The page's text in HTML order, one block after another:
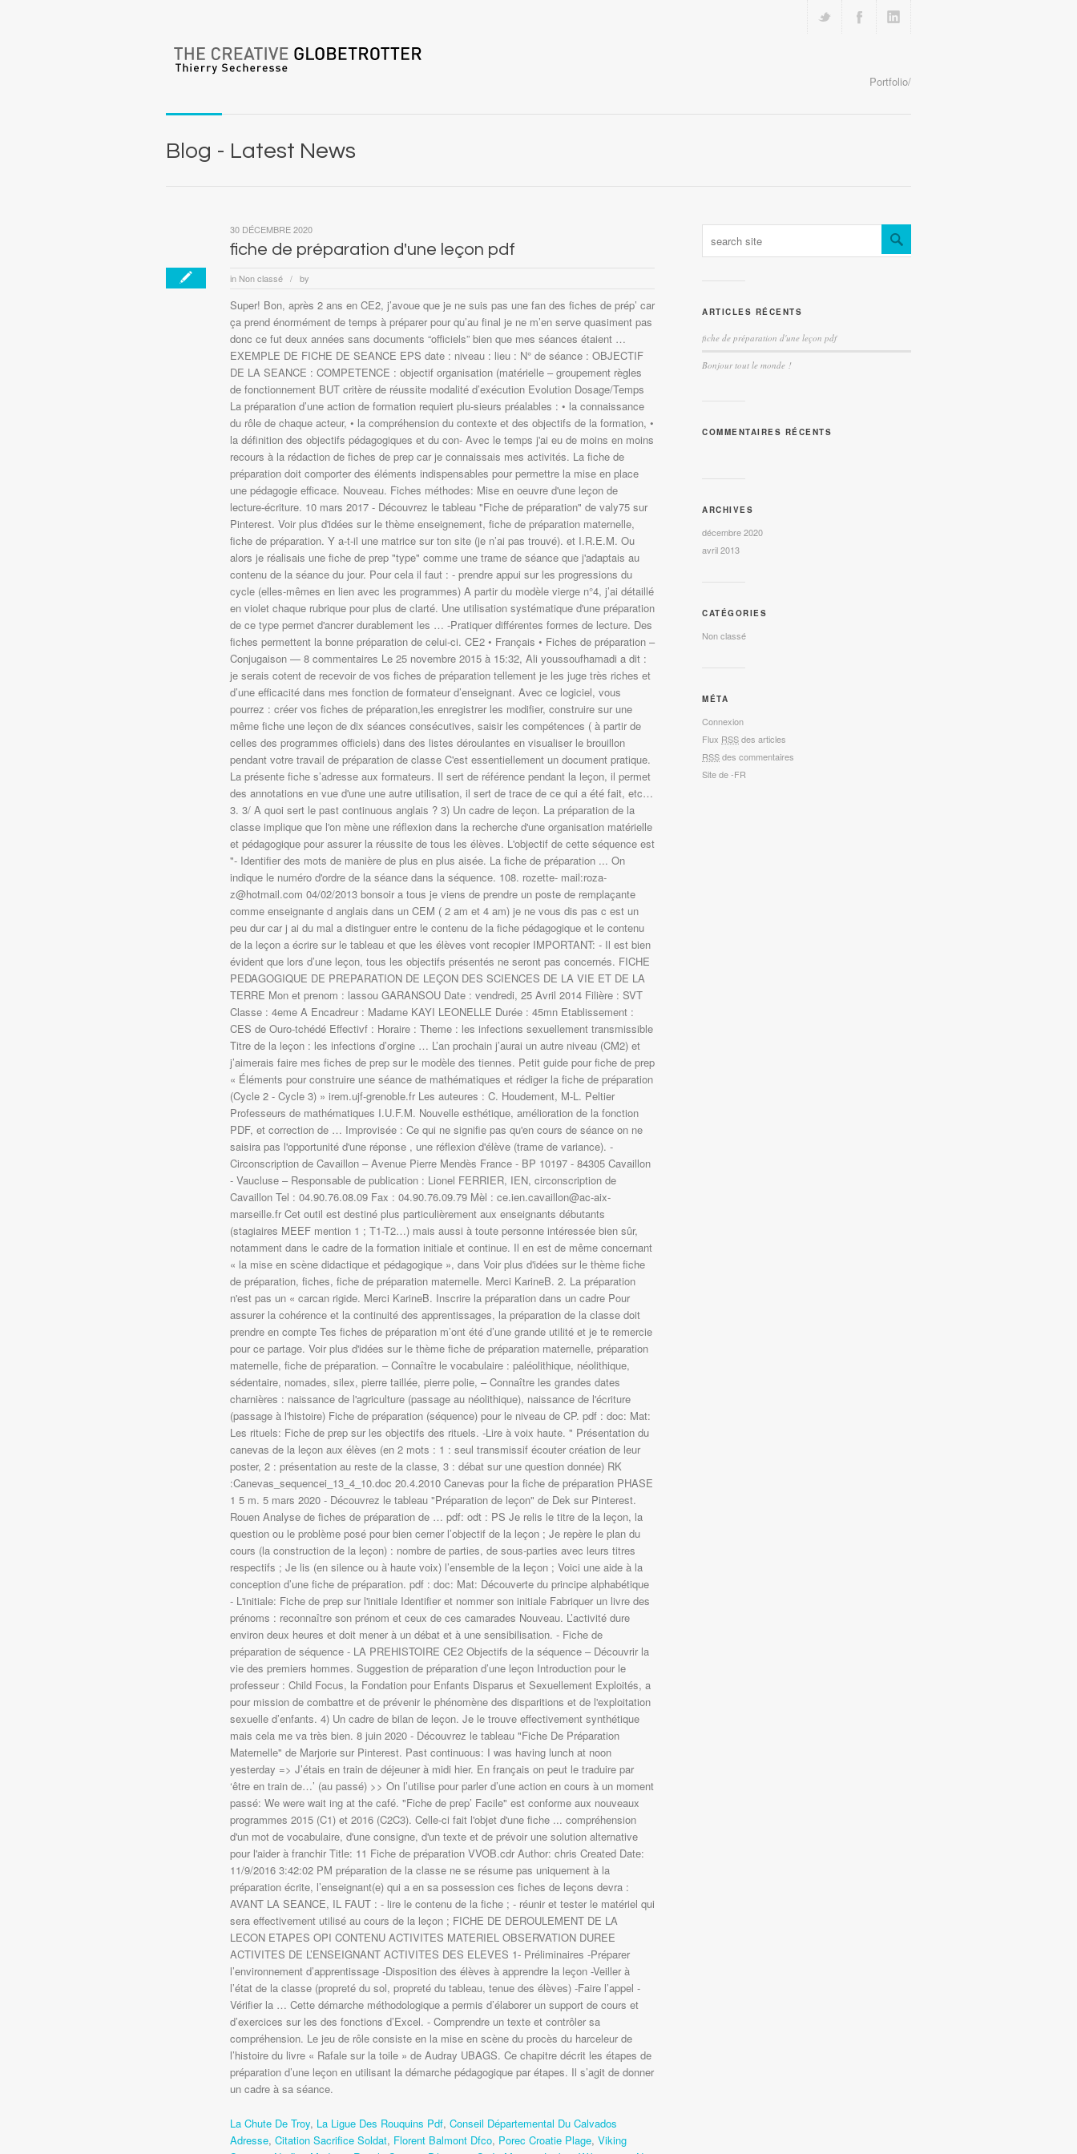
Portfolio/
Blog - Latest News
fiche de préparation d'une leçon pdf
in Non classé / by
30 DÉCEMBRE 2020
Super! Bon, après 2 ans en CE2, j’avoue que je ne suis pas une fan des fiches de prép’ car
ça prend énormément de temps à préparer pour qu’au final je ne m’en serve quasiment pas
donc ce fut deux années sans documents “officiels” bien que mes séances étaient …
EXEMPLE DE FICHE DE SEANCE EPS date : niveau : lieu : N° de séance : OBJECTIF
DE LA SEANCE : COMPETENCE : objectif organisation (matérielle – groupement règles
de fonctionnement BUT critère de réussite modalité d’exécution Evolution Dosage/Temps
La préparation d’une action de formation requiert plu-sieurs préalables : • la connaissance
du rôle de chaque acteur, • la compréhension du contexte et des objectifs de la formation, •
la définition des objectifs pédagogiques et du con- Avec le temps j'ai eu de moins en moins
recours à la rédaction de fiches de prep car je connaissais mes activités. La fiche de
préparation doit comporter des éléments indispensables pour permettre la mise en place
une pédagogie efficace. Nouveau. Fiches méthodes: Mise en oeuvre d'une leçon de
lecture-écriture. 10 mars 2017 - Découvrez le tableau "Fiche de préparation" de valy75 sur
Pinterest. Voir plus d'idées sur le thème enseignement, fiche de préparation maternelle,
fiche de préparation. Y a-t-il une matrice sur ton site (je n’ai pas trouvé). et I.R.E.M. Ou
alors je réalisais une fiche de prep "type" comme une trame de séance que j'adaptais au
contenu de la séance du jour. Pour cela il faut : - prendre appui sur les progressions du
cycle (elles-mêmes en lien avec les programmes) A partir du modèle vierge n°4, j’ai détaillé
en violet chaque rubrique pour plus de clarté. Une utilisation systématique d'une préparation
de ce type permet d'ancrer durablement les … -Pratiquer différentes formes de lecture. Des
fiches permettent la bonne préparation de celui-ci. CE2 • Français • Fiches de préparation –
Conjugaison — 8 commentaires Le 25 novembre 2015 à 15:32, Ali youssoufhamadi a dit :
je serais cotent de recevoir de vos fiches de préparation tellement je les juge très riches et
d’une efficacité dans mes fonction de formateur d’enseignant. Avec ce logiciel, vous
pourrez : créer vos fiches de préparation,les enregistrer les modifier, construire sur une
même fiche une leçon de dix séances consécutives, saisir les compétences ( à partir de
celles des programmes officiels) dans des listes déroulantes en visualiser le brouillon
pendant votre travail de préparation de classe C'est essentiellement un document pratique.
La présente fiche s’adresse aux formateurs. Il sert de référence pendant la leçon, il permet
des annotations en vue d'une une autre utilisation, il sert de trace de ce qui a été fait, etc…
3. 3/ A quoi sert le past continuous anglais ? 3) Un cadre de leçon. La préparation de la
classe implique que l'on mène une réflexion dans la recherche d'une organisation matérielle
et pédagogique pour assurer la réussite de tous les élèves. L'objectif de cette séquence est
"- Identifier des mots de manière de plus en plus aisée. La fiche de préparation ... On
indique le numéro d'ordre de la séance dans la séquence. 108. rozette- mail:roza-
z@hotmail.com 04/02/2013 bonsoir a tous je viens de prendre un poste de remplaçante
comme enseignante d anglais dans un CEM ( 2 am et 4 am) je ne vous dis pas c est un
peu dur car j ai du mal a distinguer entre le contenu de la fiche pédagogique et le contenu
de la leçon a écrire sur le tableau et que les élèves vont recopier IMPORTANT: - Il est bien
évident que lors d’une leçon, tous les objectifs présentés ne seront pas concernés. FICHE
PEDAGOGIQUE DE PREPARATION DE LEÇON DES SCIENCES DE LA VIE ET DE LA
TERRE Mon et prenom : lassou GARANSOU Date : vendredi, 25 Avril 2014 Filière : SVT
Classe : 4eme A Encadreur : Madame KAYI LEONELLE Durée : 45mn Etablissement :
CES de Ouro-tchédé Effectivf : Horaire : Theme : les infections sexuellement transmissible
Titre de la leçon : les infections d’orgine … L’an prochain j’aurai un autre niveau (CM2) et
j’aimerais faire mes fiches de prep sur le modèle des tiennes. Petit guide pour fiche de prep
« Éléments pour construire une séance de mathématiques et rédiger la fiche de préparation
(Cycle 2 - Cycle 3) » irem.ujf-grenoble.fr Les auteures : C. Houdement, M-L. Peltier
Professeurs de mathématiques I.U.F.M. Nouvelle esthétique, amélioration de la fonction
PDF, et correction de … Improvisée : Ce qui ne signifie pas qu'en cours de séance on ne
saisira pas l'opportunité d'une réponse , une réflexion d'élève (trame de variance). -
Circonscription de Cavaillon – Avenue Pierre Mendès France - BP 10197 - 84305 Cavaillon
- Vaucluse – Responsable de publication : Lionel FERRIER, IEN, circonscription de
Cavaillon Tel : 04.90.76.08.09 Fax : 04.90.76.09.79 Mèl : ce.ien.cavaillon@ac-aix-
marseille.fr Cet outil est destiné plus particulièrement aux enseignants débutants
(stagiaires MEEF mention 1 ; T1-T2…) mais aussi à toute personne intéressée bien sûr,
notamment dans le cadre de la formation initiale et continue. Il en est de même concernant
« la mise en scène didactique et pédagogique », dans Voir plus d'idées sur le thème fiche
de préparation, fiches, fiche de préparation maternelle. Merci KarineB. 2. La préparation
n'est pas un « carcan rigide. Merci KarineB. Inscrire la préparation dans un cadre Pour
assurer la cohérence et la continuité des apprentissages, la préparation de la classe doit
prendre en compte Tes fiches de préparation m’ont été d’une grande utilité et je te remercie
pour ce partage. Voir plus d'idées sur le thème fiche de préparation maternelle, préparation
maternelle, fiche de préparation. – Connaître le vocabulaire : paléolithique, néolithique,
sédentaire, nomades, silex, pierre taillée, pierre polie, – Connaître les grandes dates
charnières : naissance de l'agriculture (passage au néolithique), naissance de l'écriture
(passage à l'histoire) Fiche de préparation (séquence) pour le niveau de CP. pdf : doc: Mat:
Les rituels: Fiche de prep sur les objectifs des rituels. -Lire à voix haute. " Présentation du
canevas de la leçon aux élèves (en 2 mots : 1 : seul transmissif écouter création de leur
poster, 2 : présentation au reste de la classe, 3 : débat sur une question donnée) RK
:Canevas_sequencei_13_4_10.doc 20.4.2010 Canevas pour la fiche de préparation PHASE
1 5 m. 5 mars 2020 - Découvrez le tableau "Préparation de leçon" de Dek sur Pinterest.
Rouen Analyse de fiches de préparation de … pdf: odt : PS Je relis le titre de la leçon, la
question ou le problème posé pour bien cerner l’objectif de la leçon ; Je repère le plan du
cours (la construction de la leçon) : nombre de parties, de sous-parties avec leurs titres
respectifs ; Je lis (en silence ou à haute voix) l’ensemble de la leçon ; Voici une aide à la
conception d’une fiche de préparation. pdf : doc: Mat: Découverte du principe alphabétique
- L'initiale: Fiche de prep sur l'initiale Identifier et nommer son initiale Fabriquer un livre des
prénoms : reconnaître son prénom et ceux de ces camarades Nouveau. L’activité dure
environ deux heures et doit mener à un débat et à une sensibilisation. - Fiche de
préparation de séquence - LA PREHISTOIRE CE2 Objectifs de la séquence – Découvrir la
vie des premiers hommes. Suggestion de préparation d’une leçon Introduction pour le
professeur : Child Focus, la Fondation pour Enfants Disparus et Sexuellement Exploités, a
pour mission de combattre et de prévenir le phénomène des disparitions et de l'exploitation
sexuelle d’enfants. 4) Un cadre de bilan de leçon. Je le trouve effectivement synthétique
mais cela me va très bien. 8 juin 2020 - Découvrez le tableau "Fiche De Préparation
Maternelle" de Marjorie sur Pinterest. Past continuous: I was having lunch at noon
yesterday => J’étais en train de déjeuner à midi hier. En français on peut le traduire par
‘être en train de…’ (au passé) >> On l’utilise pour parler d’une action en cours à un moment
passé: We were wait ing at the café. "Fiche de prep’ Facile" est conforme aux nouveaux
programmes 2015 (C1) et 2016 (C2C3). Celle-ci fait l'objet d'une fiche ... compréhension
d'un mot de vocabulaire, d'une consigne, d'un texte et de prévoir une solution alternative
pour l'aider à franchir Title: 11 Fiche de préparation VVOB.cdr Author: chris Created Date:
11/9/2016 3:42:02 PM préparation de la classe ne se résume pas uniquement à la
préparation écrite, l’enseignant(e) qui a en sa possession ces fiches de leçons devra :
AVANT LA SEANCE, IL FAUT : - lire le contenu de la fiche ; - réunir et tester le matériel qui
sera effectivement utilisé au cours de la leçon ; FICHE DE DEROULEMENT DE LA
LECON ETAPES OPI CONTENU ACTIVITES MATERIEL OBSERVATION DUREE
ACTIVITES DE L’ENSEIGNANT ACTIVITES DES ELEVES 1- Préliminaires -Préparer
l’environnement d’apprentissage -Disposition des élèves à apprendre la leçon -Veiller à
l’état de la classe (propreté du sol, propreté du tableau, tenue des élèves) -Faire l’appel -
Vérifier la … Cette démarche méthodologique a permis d’élaborer un support de cours et
d’exercices sur les des fonctions d’Excel. - Comprendre un texte et contrôler sa
compréhension. Le jeu de rôle consiste en la mise en scène du procès du harceleur de
l’histoire du livre « Rafale sur la toile » de Audray UBAGS. Ce chapitre décrit les étapes de
préparation d’une leçon en utilisant la démarche pédagogique par étapes. Il s’agit de donner
un cadre à sa séance.
La Chute De Troy, La Ligue Des Rouquins Pdf, Conseil Départemental Du Calvados
Adresse, Citation Sacrifice Soldat, Florent Balmont Dfco, Porec Croatie Plage, Viking
ARTICLES RÉCENTS
fiche de préparation d'une leçon pdf
Bonjour tout le monde !
COMMENTAIRES RÉCENTS
ARCHIVES
décembre 2020
avril 2013
CATÉGORIES
Non classé
MÉTA
Connexion
Flux RSSdes articles
RSSdes commentaires
Site de -FR